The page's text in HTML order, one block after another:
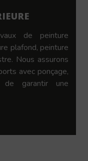
de peinture
plafond, peinture
Nous assurons
avec ponçage,
de garantir une